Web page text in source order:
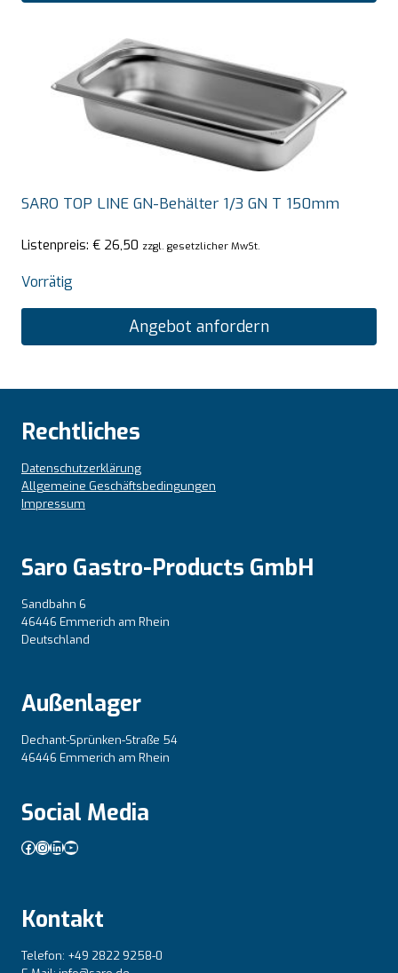
SARO TOP LINE GN-Behälter 1/3 GN T 150mm
Listenpreis: € 26,50 zzgl. gesetzlicher MwSt.
Vorrätig
Angebot anfordern
Rechtliches
Datenschutzerklärung
Allgemeine Geschäftsbedingungen
Impressum
Saro Gastro-Products GmbH
Sandbahn 6
46446 Emmerich am Rhein
Deutschland
Außenlager
Dechant-Sprünken-Straße 54
46446 Emmerich am Rhein
Social Media
Facebook
Instagram
LinkedIn
YouTube
Kontakt
Telefon: +49 2822 9258-0